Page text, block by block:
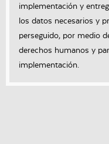
implementación y
los datos necesarios y
perseguido, por medio
derechos humanos y
implementación.